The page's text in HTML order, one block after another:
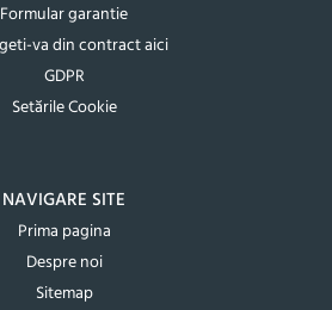
Formular garantie
va din contract aici
GDPR
Setările Cookie
NAVIGARE SITE
Prima pagina
Despre noi
Sitemap